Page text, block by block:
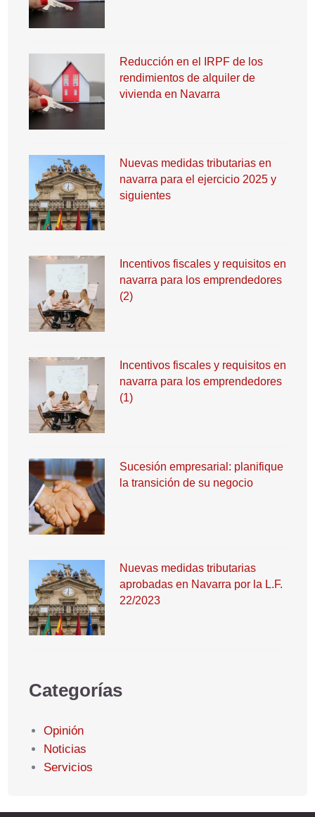
Reducción en el IRPF de los
rendimientos de alquiler de
vivienda en Navarra
Nuevas medidas tributarias en
navarra para el ejercicio 2025 y
siguientes
Incentivos fiscales y requisitos en
navarra para los emprendedores
(2)
Incentivos fiscales y requisitos en
navarra para los emprendedores
(1)
Sucesión empresarial: planifique
la transición de su negocio
Nuevas medidas tributarias
aprobadas en Navarra por la L.F.
22/2023
Categorías
Opinión
Noticias
Servicios